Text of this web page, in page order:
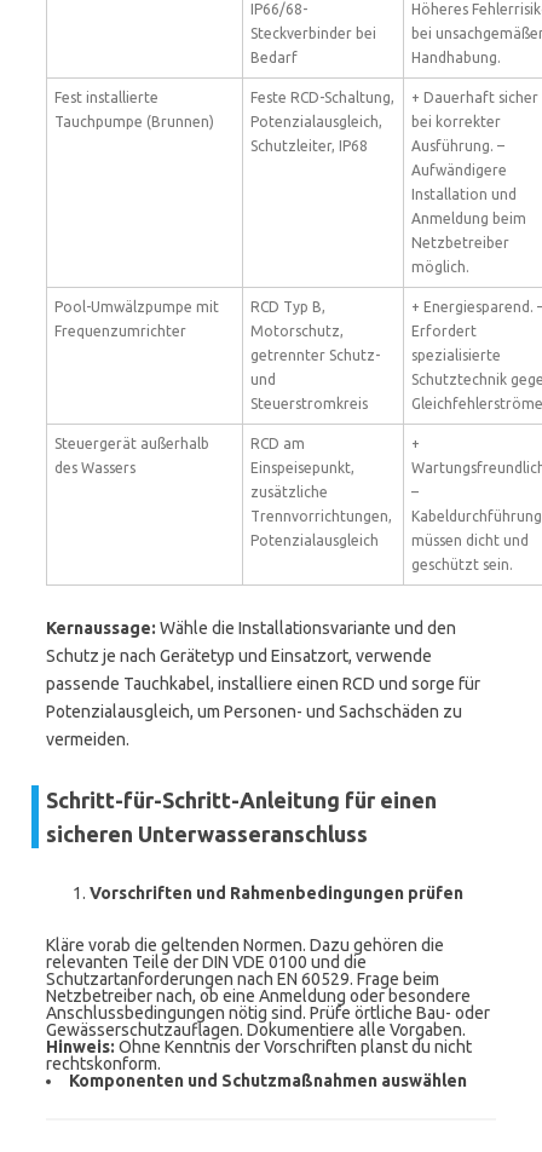
IP66/68-
Steckverbinder bei
Bedarf
Höheres
bei
Handhabung.
Fest installierte
Tauchpumpe (Brunnen)
Feste RCD-Schaltung,
Potenzialausgleich,
Schutzleiter, IP68
+ Dauerhaft sicher
bei korrekter
Ausführung. –
Aufwändigere
Installation und
Anmeldung beim
Netzbetreiber
möglich.
Pool-Umwälzpumpe mit
Frequenzumrichter
RCD Typ B,
Motorschutz,
getrennter Schutz-
und
Steuerstromkreis
+ Energiesparend.
Erfordert
spezialisierte
Schutztechnik
Steuergerät außerhalb
des Wassers
RCD am
Einspeisepunkt,
zusätzliche
Trennvorrichtungen,
Potenzialausgleich
+
–
müssen dicht und
geschützt sein.
Kernaussage: Wähle die Installationsvariante und den
Schutz je nach Gerätetyp und Einsatzort, verwende
passende Tauchkabel, installiere einen RCD und sorge für
Potenzialausgleich, um Personen- und Sachschäden zu
vermeiden.
Schritt-für-Schritt-Anleitung für einen
sicheren Unterwasseranschluss
Vorschriften und Rahmenbedingungen prüfen
Kläre vorab die geltenden Normen. Dazu gehören die
relevanten Teile der DIN VDE 0100 und die
Schutzartanforderungen nach EN 60529. Frage beim
Netzbetreiber nach, ob eine Anmeldung oder besondere
Anschlussbedingungen nötig sind. Prüfe örtliche Bau- oder
Gewässerschutzauflagen. Dokumentiere alle Vorgaben.
Hinweis: Ohne Kenntnis der Vorschriften planst du nicht
rechtskonform.
Komponenten und Schutzmaßnahmen auswählen